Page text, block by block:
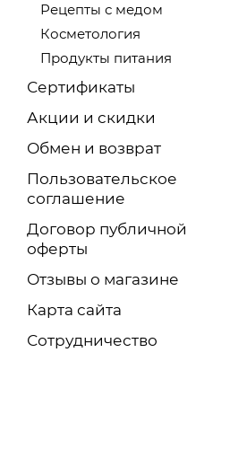
Рецепты с медом
Косметология
Продукты питания
Сертификаты
Акции и скидки
Обмен и возврат
Пользовательское
соглашение
Договор публичной
оферты
Отзывы о магазине
Карта сайта
Сотрудничество